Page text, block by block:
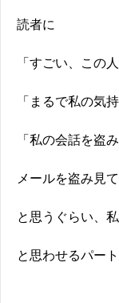
読者に
「すごい、この
「まるで私の気
「私の会話を盗
メールを盗み見
と思うぐらい、
と思わせるパート